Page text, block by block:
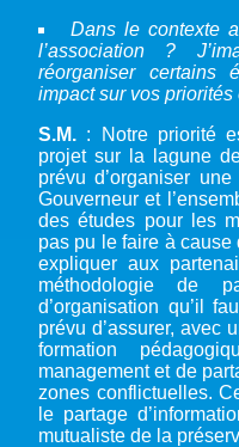
Dans le contexte
l’association ?
réorganiser certains
impact sur vos priorités
S.M. : Notre priorité
projet sur la lagune
prévu d’organiser
Gouverneur et
des études pour les
pas pu le faire à cause
expliquer aux
méthodologie de
d’organisation qu’il
prévu d’assurer, avec
formation
management et de
zones conflictuelles.
le partage
mutualiste de la